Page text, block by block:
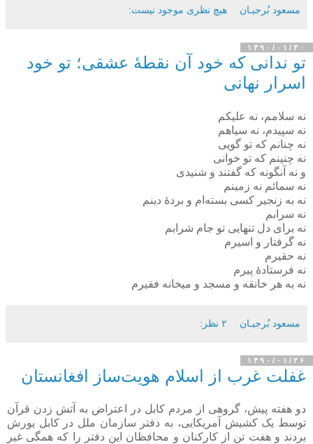
مسعود بُرجيـان هیچ نظری موجود نیست:
۱۳۹۰/۰۱/۳۰
تو ندانی که خود آن نقطۀ عشقی؛ تو خود
اسرار نهانی
نه سلامم، نه علیکم
نه سپیدم، نه سیاهم
نه چنانم که تو گویی
نه چنینم که تو خوانی
و نه آنگونه که گفتند و شنیدی
نه سمائم نه زمینم
نه به زنجیر کسی بسته‌ام و بردۀ دینم
نه سرابم
نه برای دل تنهایی تو جام شرابم
نه گرفتار و اسیرم
نه حقیرم
نه فرستادۀ پیرم
نه به هر خانقه و مسجد و میخانه فقیرم
مسعود بُرجيـان ۲ نظر:
۱۳۹۰/۰۱/۲۶
غفلت غرب از اسلام هویت‌ساز افغانستان
دو هفته پیش، گروهی از مردم کابل در اعتراض به آتش زدن قرآن
توسط یک کشیش آمریکایی، به دفتر سازمان ملل در کابل یورش
بردند و هفت تن از کارکنان و محافظان این دفتر را که همگی غیر